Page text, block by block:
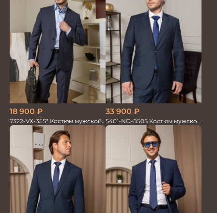
18 900 ₽
7322-VX-35S* Костюм мужской
двойка
33 900 ₽
5401-ND-850S Костюм мужской
двойка